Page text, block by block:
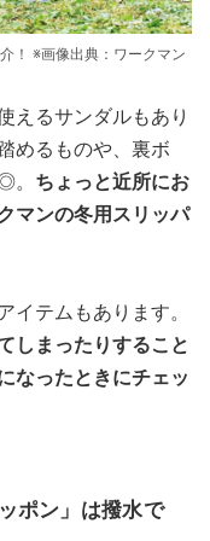
！ ※画像出典：ワークマン
えるサンダルもあり
めるものや、裏ボ
。 ちょっと近所にお
マンの冬用スリッパ
イテムもあります。
しまったりすること
なったときにチェッ
ポン」は撥水で